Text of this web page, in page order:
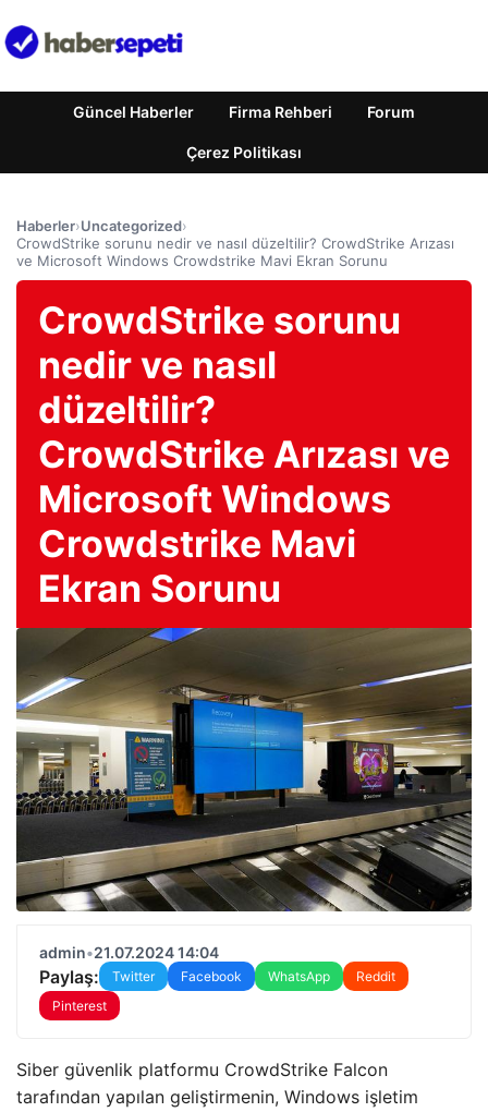
Güncel Haberler Firma Rehberi Forum
Çerez Politikası
Haberler›Uncategorized›
CrowdStrike sorunu nedir ve nasıl düzeltilir? CrowdStrike Arızası
ve Microsoft Windows Crowdstrike Mavi Ekran Sorunu
CrowdStrike sorunu
nedir ve nasıl
düzeltilir?
CrowdStrike Arızası ve
Microsoft Windows
Crowdstrike Mavi
Ekran Sorunu
admin•21.07.2024 14:04
Paylaş: Twitter Facebook WhatsApp
Reddit
Pinterest
Siber güvenlik platformu CrowdStrike Falcon
tarafından yapılan geliştirmenin, Windows işletim